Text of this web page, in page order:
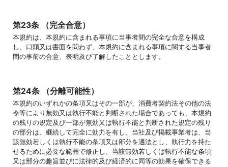
第23条 （完全合意）
本規約は、本規約に含まれる事項に当事者間の完全な合意を構成
し、口頭又は書面を問わず、本規約に含まれる事項に関する当事者
間の事前の合意、表明及び了解したこととします。
第24条 （分離可能性）
本規約のいずれかの条項又はその一部が、消費者契約法その他の法
令等により無効又は執行不能と判断された場合であっても、本規約
の残りの規定及び一部が無効又は執行不能と判断された規定の残り
の部分は、継続して完全に効力を有し、当社及び掲載事業者は、当
該無効若しくは執行不能の条項又は部分を適法とし、執行力を持た
せるために必要な範囲で修正し、当該無効若しくは執行不能な条項
又は部分の趣旨並びに法律的及び経済的に同等の効果を確保できる